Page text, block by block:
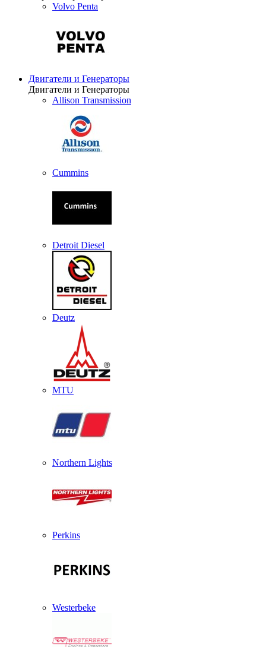
Volvo Penta
Двигатели и Генераторы
Двигатели и Генераторы
Allison Transmission
Cummins
Detroit Diesel
Deutz
MTU
Northern Lights
Perkins
Westerbeke